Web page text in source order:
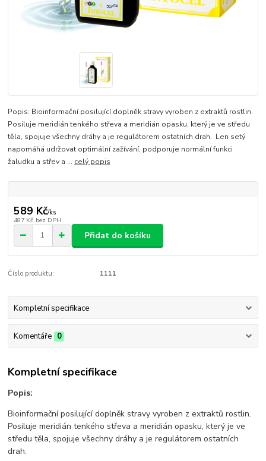
Popis: Bioinformační posilující doplněk stravy vyroben z extraktů rostlin.
Posiluje meridián tenkého střeva a meridián opasku, který je ve středu
těla, spojuje všechny dráhy a je regulátorem ostatních drah. Len setý
napomáhá udržovat optimální zažívání, podporuje normální funkci
žaludku a střev a ... celý popis
589 Kč/ks
487 Kč bez DPH
Přidat do košíku
Číslo produktu: 1111
Kompletní specifikace
Komentáře 0
Kompletní specifikace
Popis:
Bioinformační posilující doplněk stravy vyroben z extraktů rostlin.
Posiluje meridián tenkého střeva a meridián opasku, který je ve
středu těla, spojuje všechny dráhy a je regulátorem ostatních
drah.